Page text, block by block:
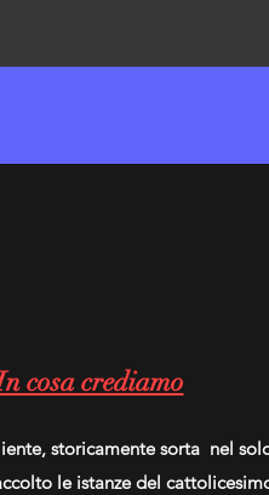
cosa crediamo
storicamente sorta nel
le istanze del